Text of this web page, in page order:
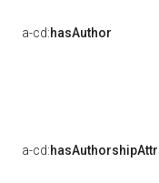
a-cd:hasAuthor
a-cd: